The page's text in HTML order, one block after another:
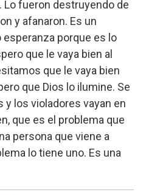
Lo fueron destruyendo de
y afanaron. Es un
esperanza porque es lo
que le vaya bien al
que le vaya bien
que Dios lo ilumine. Se
y los violadores vayan en
que es el problema que
persona que viene a
lo tiene uno. Es una